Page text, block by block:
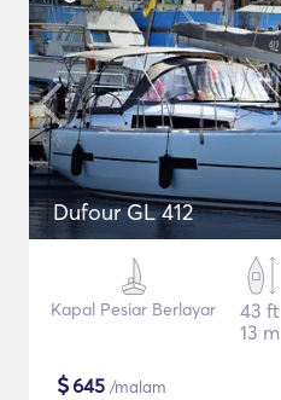
Dufour GL 412
Kapal Pesiar Berlayar
43 ft
13 m
$645 /malam